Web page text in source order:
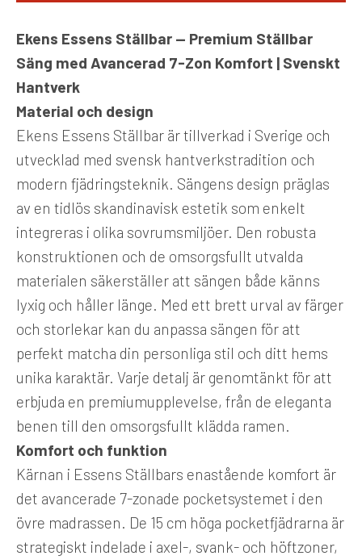
Ekens Essens Ställbar — Premium Ställbar
Säng med Avancerad 7-Zon Komfort | Svenskt
Hantverk
Material och design
Ekens Essens Ställbar är tillverkad i Sverige och
utvecklad med svensk hantverkstradition och
modern fjädringsteknik. Sängens design präglas
av en tidlös skandinavisk estetik som enkelt
integreras i olika sovrumsmiljöer. Den robusta
konstruktionen och de omsorgsfullt utvalda
materialen säkerställer att sängen både känns
lyxig och håller länge. Med ett brett urval av färger
och storlekar kan du anpassa sängen för att
perfekt matcha din personliga stil och ditt hems
unika karaktär. Varje detalj är genomtänkt för att
erbjuda en premiumupplevelse, från de eleganta
benen till den omsorgsfullt klädda ramen.
Komfort och funktion
Kärnan i Essens Ställbars enastående komfort är
det avancerade 7-zonade pocketsystemet i den
övre madrassen. De 15 cm höga pocketfjädrarna är
strategiskt indelade i axel-, svank- och höftzoner,